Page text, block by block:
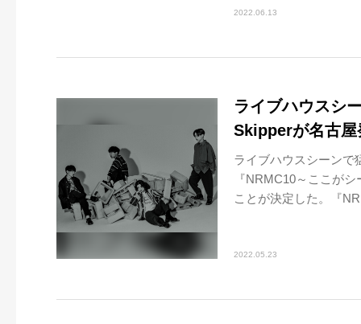
2022.06.13
ライブハウスシ
Skipperが名古屋
ライブハウスシーンで
『NRMC10～ここが
ことが決定した。『
2022.05.23